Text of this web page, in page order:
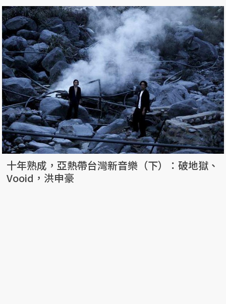
十年熟成，亞熱帶台灣新音樂（下）：破地獄、
Vooid，洪申豪